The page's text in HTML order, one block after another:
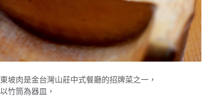
東坡肉是金台灣山莊中式餐廳的招牌菜之一，
以竹筒為器皿，